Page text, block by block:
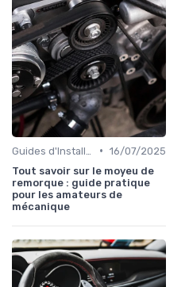
• 16/07/2025
Tout savoir sur le moyeu de
remorque : guide pratique
pour les amateurs de
mécanique